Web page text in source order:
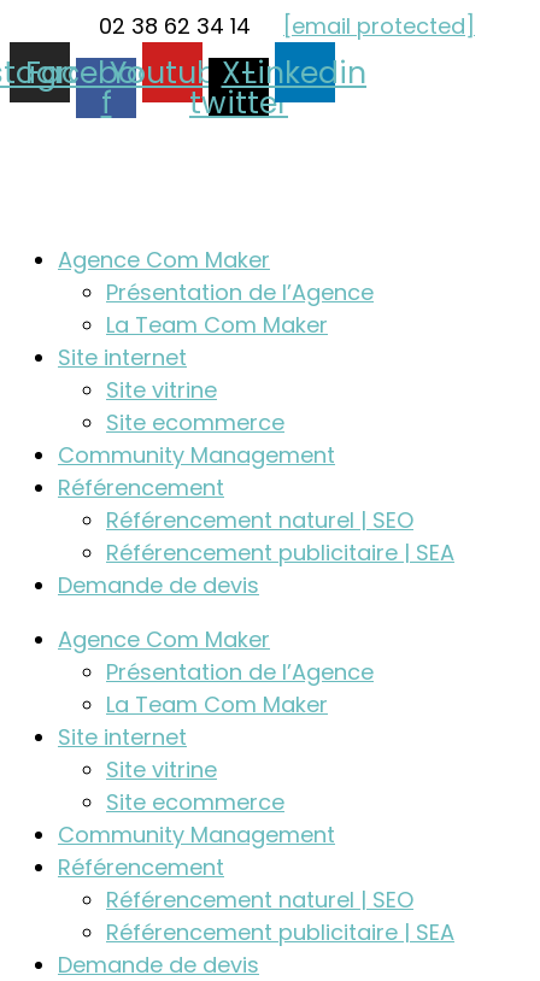
02 38 62 34 14 [email protected]
Facebook-
f
YoutubeX-
twitter
Linkedin
Agence Com Maker
Présentation de l’Agence
La Team Com Maker
Site internet
Site vitrine
Site ecommerce
Community Management
Référencement
Référencement naturel | SEO
Référencement publicitaire | SEA
Demande de devis
Agence Com Maker
Présentation de l’Agence
La Team Com Maker
Site internet
Site vitrine
Site ecommerce
Community Management
Référencement
Référencement naturel | SEO
Référencement publicitaire | SEA
Demande de devis